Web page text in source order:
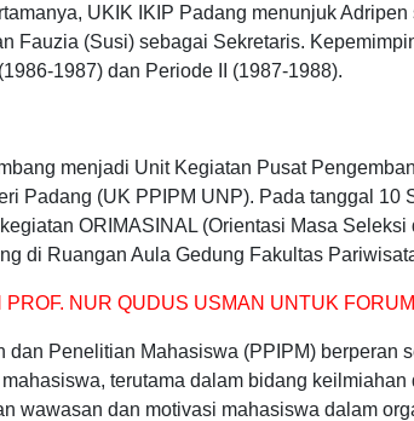
UKIK IKIP Padang menunjuk
Fauzia (Susi) sebagai Sekretaris.
1987) dan Periode II (1987-1988).
menjadi Unit Kegiatan Pusat
Padang (UK PPIPM UNP). Pada tanggal 10
ORIMASINAL (Orientasi Masa
di Ruangan Aula Gedung Fakultas
PROF. NUR QUDUS USMAN UNTUK
dan Penelitian Mahasiswa (PPIPM) berperan
terutama dalam bidang
wawasan dan motivasi mahasiswa dalam